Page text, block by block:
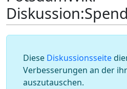
Diskussion:
Diese Diskussionsseite
Verbesserungen an der
auszutauschen.